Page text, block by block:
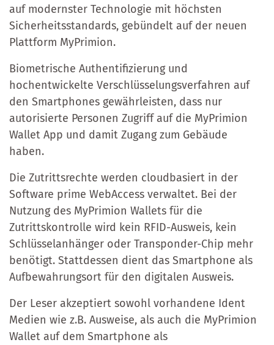
auf modernster Technologie mit höchsten
Sicherheitsstandards, gebündelt auf der neuen
Plattform MyPrimion.
Biometrische Authentifizierung und
hochentwickelte Verschlüsselungsverfahren auf
den Smartphones gewährleisten, dass nur
autorisierte Personen Zugriff auf die MyPrimion
Wallet App und damit Zugang zum Gebäude
haben.
Die Zutrittsrechte werden cloudbasiert in der
Software prime WebAccess verwaltet. Bei der
Nutzung des MyPrimion Wallets für die
Zutrittskontrolle wird kein RFID-Ausweis, kein
Schlüsselanhänger oder Transponder-Chip mehr
benötigt. Stattdessen dient das Smartphone als
Aufbewahrungsort für den digitalen Ausweis.
Der Leser akzeptiert sowohl vorhandene Ident
Medien wie z.B. Ausweise, als auch die MyPrimion
Wallet auf dem Smartphone als